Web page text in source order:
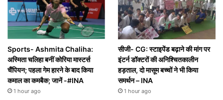
Sports- Ashmita Chaliha:
अस्मिता चलिहा बनीं कोरिया मास्टर्स
चैंपियन; पहला गेम हारने के बाद किया
कमाल का कमबैक; जानें -#INA
1 hour ago
सीजी- CG: स्टाइपेंड बढ़ाने की मांग पर
इंटर्न डॉक्टरों की अनिश्चितकालीन
हड़ताल, दो मासूम बच्चों ने भी किया
समर्थन – INA
1 hour ago